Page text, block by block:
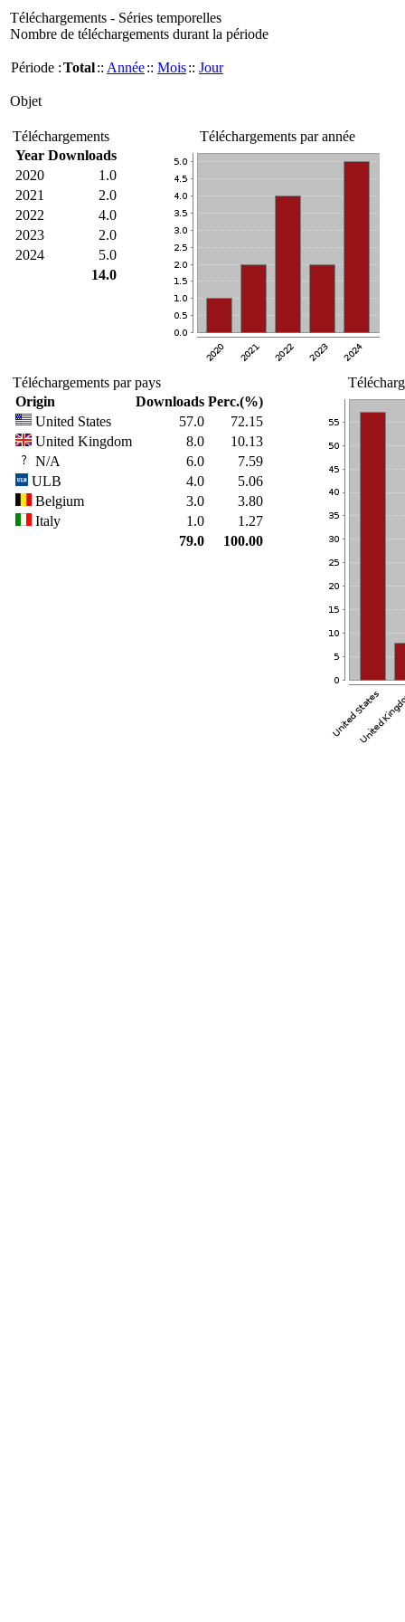
Téléchargements - Séries temporelles
Nombre de téléchargements durant la période
Période :Total:: Année:: Mois:: Jour
Objet
Téléchargements
Year Downloads
2020
1.0
2021
2.0
2022
4.0
2023
2.0
2024
5.0
14.0
Téléchargements par année
Téléchargements par pays
Origin
Downloads Perc.(%)
United States
57.0
72.15
United Kingdom
8.0
10.13
N/A
6.0
7.59
ULB
4.0
5.06
Belgium
3.0
3.80
Italy
1.0
1.27
79.0
100.00